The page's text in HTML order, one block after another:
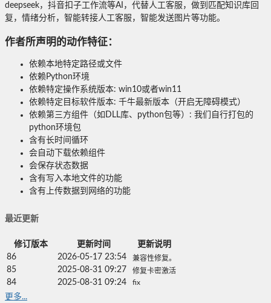
deepseek，抖音扣子工作流等AI，代替人工客服，做到匹配知识库回
复，情绪分析，智能转接人工客服，智能发送图片等功能。
作者所声明的动作特征：
依赖本地特定路径或文件
依赖Python环境
依赖特定操作系统版本: win10或者win11
依赖特定目标软件版本: 千牛最新版本（开启无障碍模式）
依赖第三方组件（如DLL库、python包等）: 我们自行打包的
python环境包
含有长时间循环
会自动下载依赖组件
会保存状态数据
含有写入本地文件的功能
含有上传数据到网络的功能
最近更新
修订版本 更新时间
更新说明
86
2026-05-17 23:54 兼容性修复。
85 2025-08-31 09:27 修复卡密激活
84 2025-08-31 09:24 fix
更多...